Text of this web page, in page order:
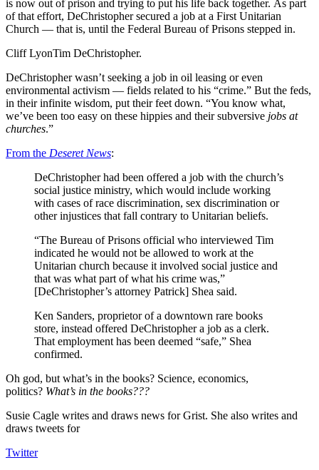
is now out of prison and trying to put his life back together. As part
of that effort, DeChristopher secured a job at a First Unitarian
Church — that is, until the Federal Bureau of Prisons stepped in.
Cliff LyonTim DeChristopher.
DeChristopher wasn’t seeking a job in oil leasing or even
environmental activism — fields related to his “crime.” But the feds,
in their infinite wisdom, put their feet down. “You know what,
we’ve been too easy on these hippies and their subversive jobs at
churches.”
From the Deseret News:
DeChristopher had been offered a job with the church’s
social justice ministry, which would include working
with cases of race discrimination, sex discrimination or
other injustices that fall contrary to Unitarian beliefs.
“The Bureau of Prisons official who interviewed Tim
indicated he would not be allowed to work at the
Unitarian church because it involved social justice and
that was what part of what his crime was,”
[DeChristopher’s attorney Patrick] Shea said.
Ken Sanders, proprietor of a downtown rare books
store, instead offered DeChristopher a job as a clerk.
That employment has been deemed “safe,” Shea
confirmed.
Oh god, but what’s in the books? Science, economics,
politics? What’s in the books???
Susie Cagle writes and draws news for Grist. She also writes and
draws tweets for
Twitter